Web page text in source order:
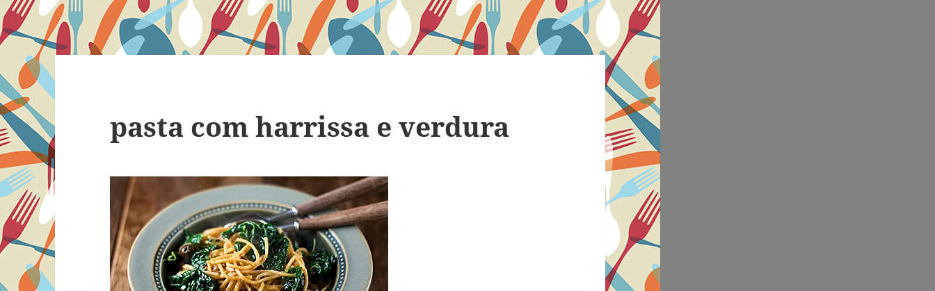
pasta com harrissa e verdura